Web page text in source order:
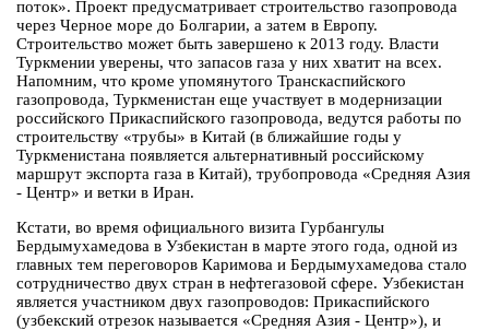
поток». Проект предусматривает строительство газопровода
через Черное море до Болгарии, а затем в Европу.
Строительство может быть завершено к 2013 году. Власти
Туркмении уверены, что запасов газа у них хватит на всех.
Напомним, что кроме упомянутого Транскаспийского
газопровода, Туркменистан еще участвует в модернизации
российского Прикаспийского газопровода, ведутся работы по
строительству «трубы» в Китай (в ближайшие годы у
Туркменистана появляется альтернативный российскому
маршрут экспорта газа в Китай), трубопровода «Средняя Азия
- Центр» и ветки в Иран.
Кстати, во время официального визита Гурбангулы
Бердымухамедова в Узбекистан в марте этого года, одной из
главных тем переговоров Каримова и Бердымухамедова стало
сотрудничество двух стран в нефтегазовой сфере. Узбекистан
является участником двух газопроводов: Прикаспийского
(узбекский отрезок называется «Средняя Азия - Центр»), и